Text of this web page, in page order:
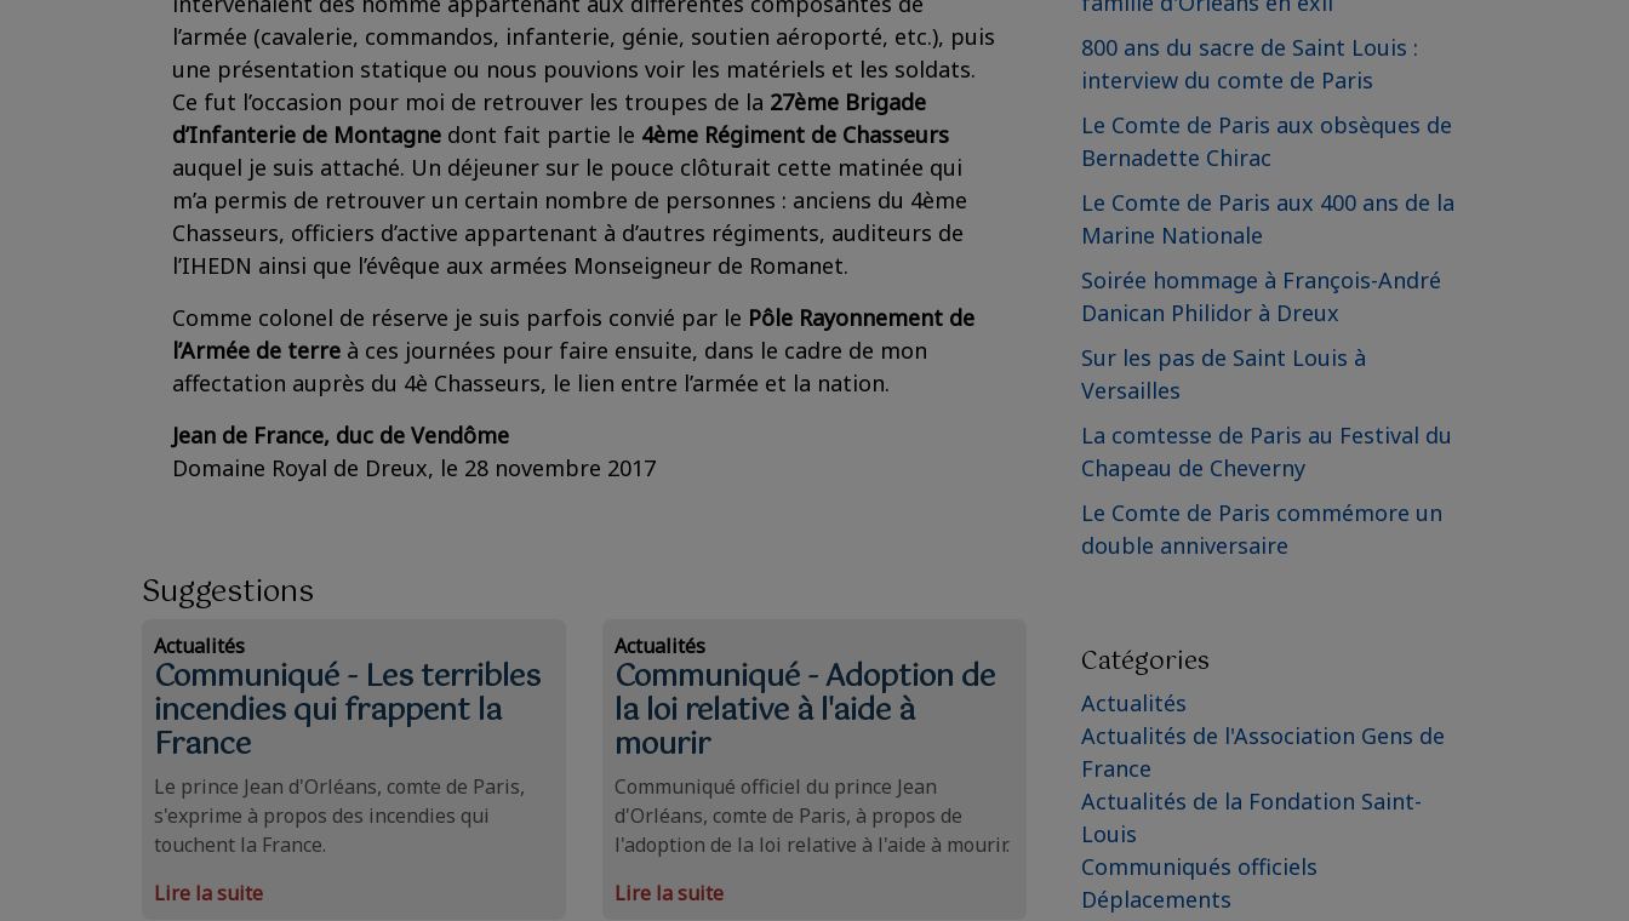
l’armée (cavalerie, commandos, infanterie, génie, soutien aéroporté, etc.), puis
une présentation statique ou nous pouvions voir les matériels et les soldats.
Ce fut l’occasion pour moi de retrouver les troupes de la 27ème Brigade
d’Infanterie de Montagne dont fait partie le 4ème Régiment de Chasseurs
auquel je suis attaché. Un déjeuner sur le pouce clôturait cette matinée qui
m’a permis de retrouver un certain nombre de personnes : anciens du 4ème
Chasseurs, officiers d’active appartenant à d’autres régiments, auditeurs de
l’IHEDN ainsi que l’évêque aux armées Monseigneur de Romanet.
Comme colonel de réserve je suis parfois convié par le Pôle Rayonnement de
l’Armée de terre à ces journées pour faire ensuite, dans le cadre de mon
affectation auprès du 4è Chasseurs, le lien entre l’armée et la nation.
Jean de France, duc de Vendôme
Domaine Royal de Dreux, le 28 novembre 2017
Suggestions
Actualités
Communiqué - Les terribles
incendies qui frappent la
France
Le prince Jean d'Orléans, comte de Paris,
s'exprime à propos des incendies qui
touchent la France.
Lire la suite
Actualités
Communiqué - Adoption de
la loi relative à l'aide à
mourir
Communiqué officiel du prince Jean
d'Orléans, comte de Paris, à propos de
l'adoption de la loi relative à l'aide à mourir.
Lire la suite
800 ans du sacre de Saint Louis :
interview du comte de Paris
Le Comte de Paris aux obsèques de
Bernadette Chirac
Le Comte de Paris aux 400 ans de la
Marine Nationale
Soirée hommage à François-André
Danican Philidor à Dreux
Sur les pas de Saint Louis à
Versailles
La comtesse de Paris au Festival du
Chapeau de Cheverny
Le Comte de Paris commémore un
double anniversaire
Catégories
Actualités
Actualités de l'Association Gens de
France
Actualités de la Fondation Saint-
Louis
Communiqués officiels
Déplacements